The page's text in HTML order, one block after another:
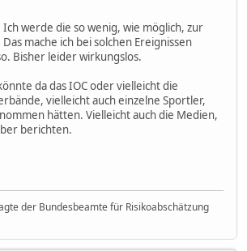
Ich werde die so wenig, wie möglich, zur
mache ich bei solchen Ereignissen
Bisher leider wirkungslos.
da das IOC oder vielleicht die
vielleicht auch einzelne Sportler,
hätten. Vielleicht auch die Medien,
berichten.
der Bundesbeamte für Risikoabschätzung